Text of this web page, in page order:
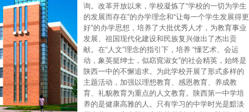
询。改革开放以来，学校凝炼了“学校的一切为学生
的发展而存在”的办学理念和“让每一个学生发展得更
好”的办学思想，培养了大批优秀人才，为教育事业
发展、祖国现代化建设和民族复兴做出了杰出贡
献。在“人文”理念的指引下，培养 “懂艺术、会运
动，象英挺绅士，似窈窕淑女”的社会精英，始终是
陕西一中的不懈追求。为此学校开展了形式多样的
主题活动，加强以理想教育、感恩教育、养成教
育、礼貌教育为重点的人文教育。陕西第一中学培
养的是健康高雅的人。只有学习的中学时光是黯淡